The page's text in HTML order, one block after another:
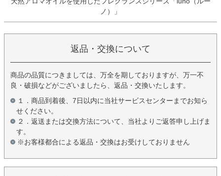
ノ）」
返品・交換について
商品の品質につきましては、万全を期しておりますが、万一不
良・破損などがございましたら、返品・交換いたします。
１．商品到着後、7日以内に当社サービスセンターまでお知ら
せください。
２．返送または交換方法について、当社よりご返答申し上げま
す。
※お客様都合による返品・交換はお受けしておりません